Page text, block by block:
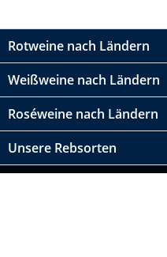
Rotweine nach Ländern
Weißweine nach Ländern
Roséweine nach Ländern
Unsere Rebsorten